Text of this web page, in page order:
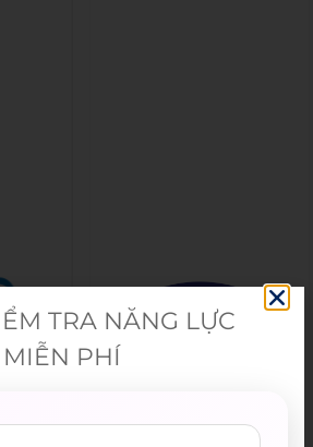
TRA NĂNG LỰC
PHÍ